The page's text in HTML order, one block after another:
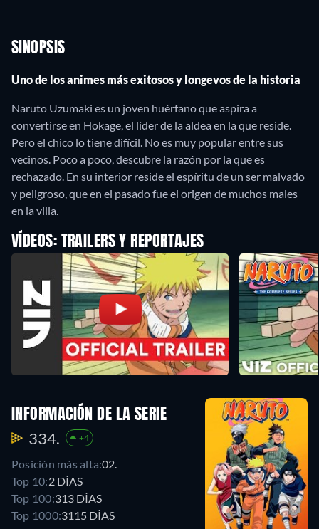
SINOPSIS
Uno de los animes más exitosos y longevos de la historia
Naruto Uzumaki es un joven huérfano que aspira a
convertirse en Hokage, el líder de la aldea en la que reside.
Pero el chico lo tiene difícil. No es muy popular entre sus
vecinos. Poco a poco, descubre la razón por la que es
rechazado. En su interior reside el espíritu de un ser malvado
y peligroso, que en el pasado fue el origen de muchos males
en la villa.
VÍDEOS: TRAILERS Y REPORTAJES
INFORMACIÓN DE LA SERIE
334. +4
Posición más alta:02.
Top 10:2 DÍAS
Top 100:313 DÍAS
Top 1000:3115 DÍAS